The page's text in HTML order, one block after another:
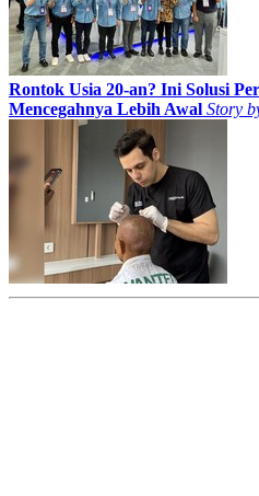
Rontok Usia 20-an? Ini Solusi
Mencegahnya Lebih Awal Story